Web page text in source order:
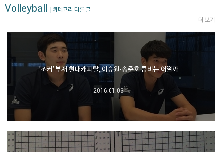
Volleyball | 카테고리 다른 글
더 보기
'조커' 부재 현대캐피탈, 이승원-송준호 콤비는 어떨까
2016.01.03